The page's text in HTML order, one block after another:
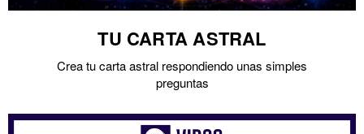
TU CARTA ASTRAL
Crea tu carta astral respondiendo unas simples
preguntas